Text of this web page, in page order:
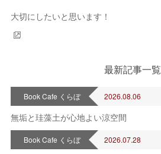
大切にしたいと思います！
最新記事一覧
Book Cafe くらぼ 2026.08.06
無垢と珪藻土が心地よい涼空間
Book Cafe くらぼ 2026.07.28